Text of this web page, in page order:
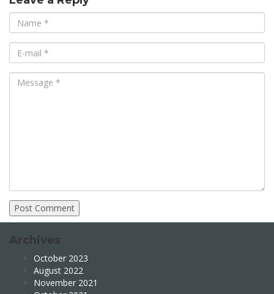
Archives
October 2023
August 2022
November 2021